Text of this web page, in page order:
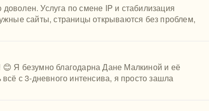
Услуга по смене IP и стабилизация
сайты, страницы открываются без проблем,
😊 Я безумно благодарна Дане Малкиной и её
с 3-дневного интенсива, я просто зашла